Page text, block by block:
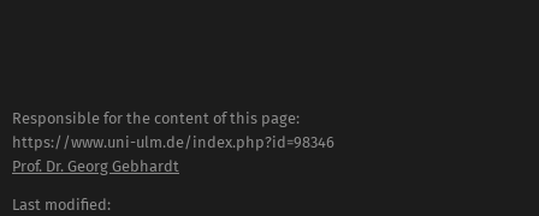
Responsible for the content of this page:
https://www.uni-ulm.de/index.php?id=98346
Prof. Dr. Georg Gebhardt
Last modified: